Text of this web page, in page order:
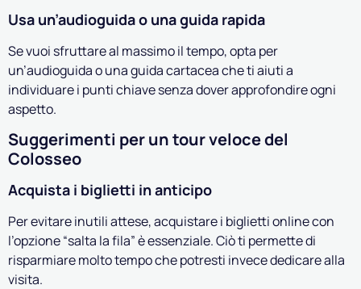
Usa un’audioguida o una guida rapida
Se vuoi sfruttare al massimo il tempo, opta per
un’audioguida o una guida cartacea che ti aiuti a
individuare i punti chiave senza dover approfondire ogni
aspetto.
Suggerimenti per un tour veloce del
Colosseo
Acquista i biglietti in anticipo
Per evitare inutili attese, acquistare i biglietti online con
l’opzione “salta la fila” è essenziale. Ciò ti permette di
risparmiare molto tempo che potresti invece dedicare alla
visita.